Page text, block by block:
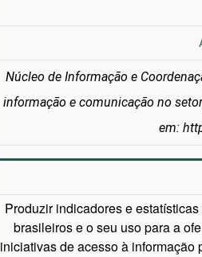
Núcleo de Informação e
informação e comunicação no
em:
Produzir indicadores e
brasileiros e o seu uso para a
iniciativas de acesso à